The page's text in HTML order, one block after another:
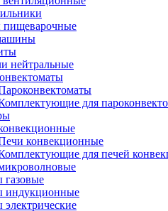
пищеварочные
нейтральные
для
конвекционные
для печей
индукционные